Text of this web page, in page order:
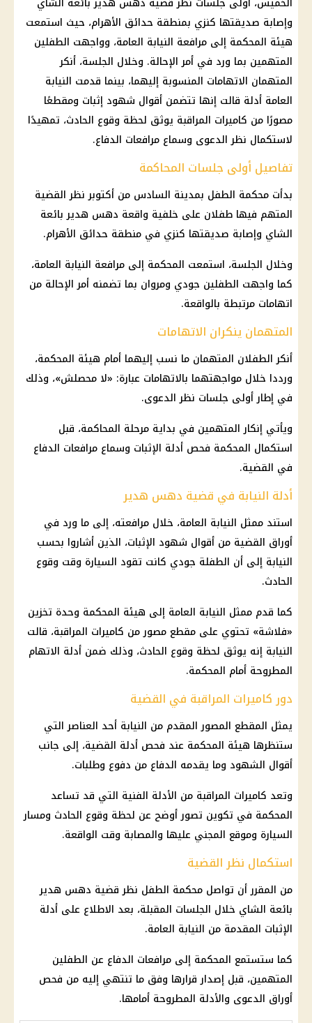
وإصابة صديقتها كنزي بمنطقة حدائق الأهرام، حيث استمعت
هيئة المحكمة إلى مرافعة النيابة العامة، وواجهت الطفلين
المتهمين بما ورد في أمر الإحالة. وخلال الجلسة، أنكر
المتهمان الاتهامات المنسوبة إليهما، بينما قدمت النيابة
العامة أدلة قالت إنها تتضمن أقوال شهود إثبات ومقطعًا
مصورًا من كاميرات المراقبة يوثق لحظة وقوع الحادث، تمهيدًا
لاستكمال نظر الدعوى وسماع مرافعات الدفاع.
تفاصيل أولى جلسات المحاكمة
بدأت محكمة الطفل بمدينة السادس من أكتوبر نظر القضية
المتهم فيها طفلان على خلفية واقعة دهس هدير بائعة
الشاي وإصابة صديقتها كنزي في منطقة حدائق الأهرام.
وخلال الجلسة، استمعت المحكمة إلى مرافعة النيابة العامة،
كما واجهت الطفلين جودي ومروان بما تضمنه أمر الإحالة من
اتهامات مرتبطة بالواقعة.
المتهمان ينكران الاتهامات
أنكر الطفلان المتهمان ما نسب إليهما أمام هيئة المحكمة،
ورددا خلال مواجهتهما بالاتهامات عبارة: «لا محصلش»، وذلك
في إطار أولى جلسات نظر الدعوى.
ويأتي إنكار المتهمين في بداية مرحلة المحاكمة، قبل
استكمال المحكمة فحص أدلة الإثبات وسماع مرافعات الدفاع
في القضية.
أدلة النيابة في قضية دهس هدير
استند ممثل النيابة العامة، خلال مرافعته، إلى ما ورد في
أوراق القضية من أقوال شهود الإثبات، الذين أشاروا بحسب
النيابة إلى أن الطفلة جودي كانت تقود السيارة وقت وقوع
الحادث.
كما قدم ممثل النيابة العامة إلى هيئة المحكمة وحدة تخزين
«فلاشة» تحتوي على مقطع مصور من كاميرات المراقبة، قالت
النيابة إنه يوثق لحظة وقوع الحادث، وذلك ضمن أدلة الاتهام
المطروحة أمام المحكمة.
دور كاميرات المراقبة في القضية
يمثل المقطع المصور المقدم من النيابة أحد العناصر التي
ستنظرها هيئة المحكمة عند فحص أدلة القضية، إلى جانب
أقوال الشهود وما يقدمه الدفاع من دفوع وطلبات.
وتعد كاميرات المراقبة من الأدلة الفنية التي قد تساعد
المحكمة في تكوين تصور أوضح عن لحظة وقوع الحادث ومسار
السيارة وموقع المجني عليها والمصابة وقت الواقعة.
استكمال نظر القضية
من المقرر أن تواصل محكمة الطفل نظر قضية دهس هدير
بائعة الشاي خلال الجلسات المقبلة، بعد الاطلاع على أدلة
الإثبات المقدمة من النيابة العامة.
كما ستستمع المحكمة إلى مرافعات الدفاع عن الطفلين
المتهمين، قبل إصدار قرارها وفق ما تنتهي إليه من فحص
أوراق الدعوى والأدلة المطروحة أمامها.